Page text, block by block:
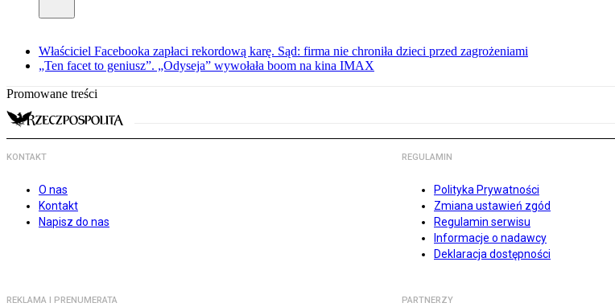
Właściciel Facebooka zapłaci rekordową karę. Sąd: firma nie chroniła dzieci przed zagrożeniami
„Ten facet to geniusz”. „Odyseja” wywołała boom na kina IMAX
Promowane treści
KONTAKT
O nas
Kontakt
Napisz do nas
REGULAMIN
Polityka Prywatności
Zmiana ustawień zgód
Regulamin serwisu
Informacje o nadawcy
Deklaracja dostępności
REKLAMA I PRENUMERATA PARTNERZY